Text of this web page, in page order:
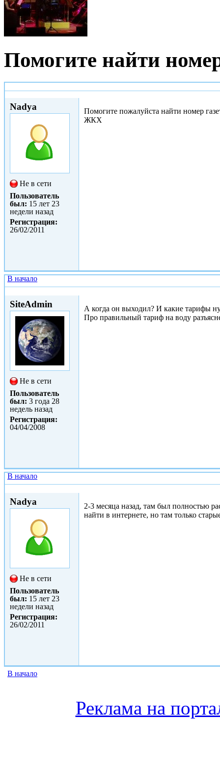
Помогите найти
Nadya
Не в сети
Пользователь
был: 15 лет 23
недели назад
Регистрация:
26/02/2011
Помогите пожалуйста найти номер
ЖКХ
В начало
SiteAdmin
Не в сети
Пользователь
был: 3 года 28
недель назад
Регистрация:
04/04/2008
А когда он выходил? И какие тарифы
Про правильный тариф на воду
В начало
Nadya
Не в сети
Пользователь
был: 15 лет 23
недели назад
Регистрация:
26/02/2011
2-3 месяца назад, там был полностью
найти в интернете, но там только
В начало
Реклама на